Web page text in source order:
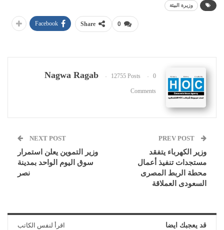
وزيرة البيئة
0
Share
Facebook
Nagwa Ragab 12755 Posts 0
Comments
وزير الكهرباء يتفقد
مستجدات تنفيذ أعمال
محطة الربط المصرى
السعودى العملاقة
NEXT POST
وزير التموين يعلن استمرار
سوق اليوم الواحد بمدينة
نصر
قد يعجبك ايضا اقرأ لنفس الكاتب